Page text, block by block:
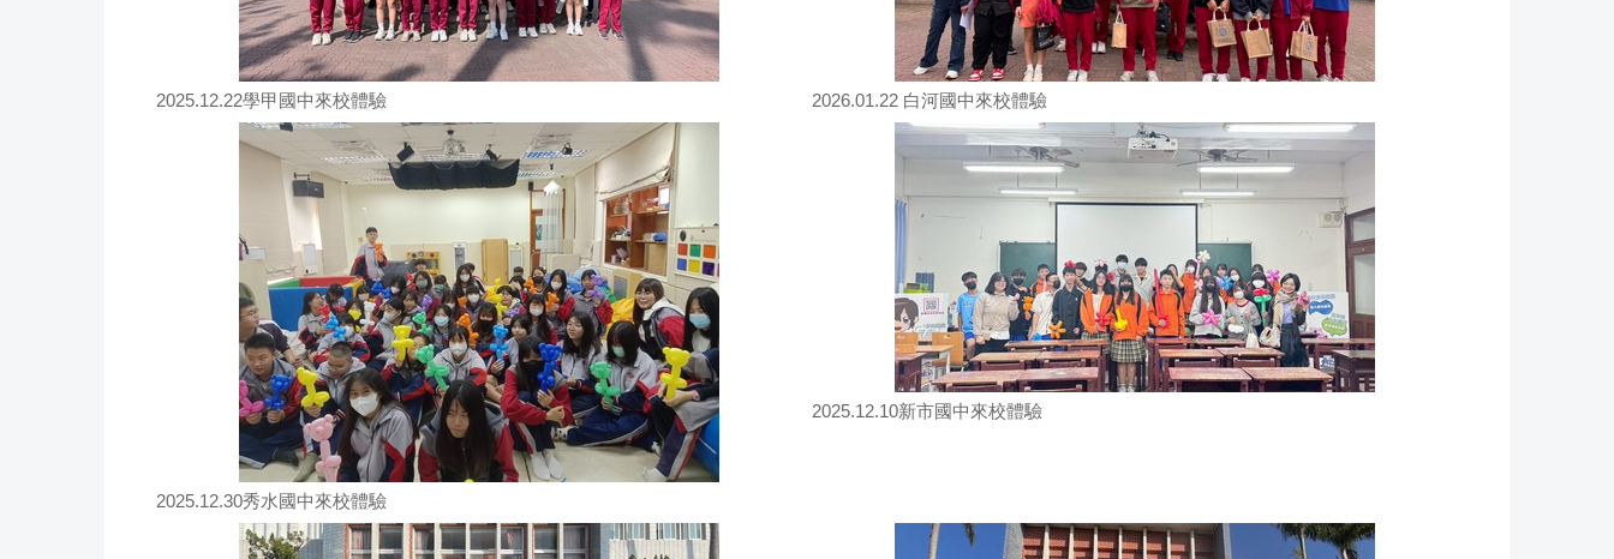
2025.12.22學甲國中來校體驗 2026.01.22 白河國中來校體驗
2025.12.30秀水國中來校體驗
2025.12.10新市國中來校體驗